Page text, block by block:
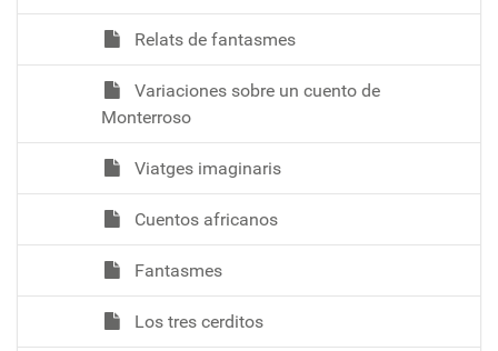
Relats de fantasmes
Variaciones sobre un cuento de
Monterroso
Viatges imaginaris
Cuentos africanos
Fantasmes
Los tres cerditos